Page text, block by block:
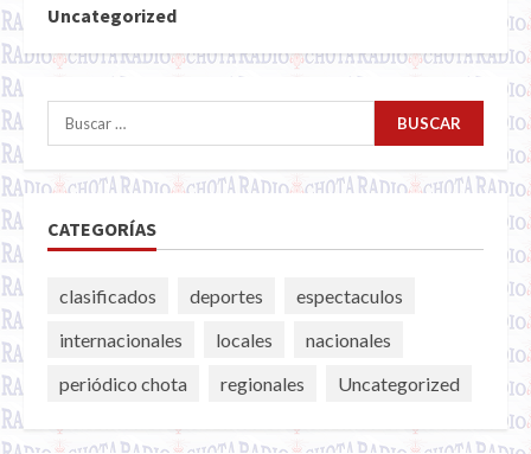
Uncategorized
Buscar:
CATEGORÍAS
clasificados deportes
espectaculos
internacionales
locales
nacionales
periódico chota
regionales Uncategorized